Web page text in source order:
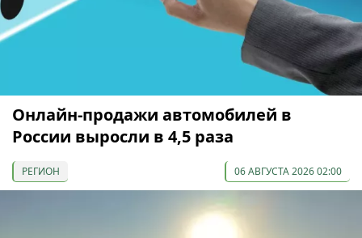
Онлайн-продажи автомобилей в
России выросли в 4,5 раза
РЕГИОН 06 АВГУСТА 2026 02:00